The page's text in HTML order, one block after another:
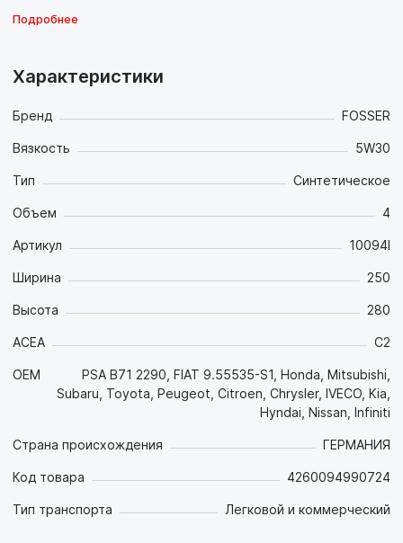
Подробнее
Характеристики
Бренд FOSSER
Вязкость 5W30
Тип Синтетическое
Объем 4
Артикул 10094l
Ширина 250
Высота 280
ACEA C2
OEM
PSA B71 2290, FIAT 9.55535-S1, Honda, Mitsubishi,
Subaru, Toyota, Peugeot, Citroen, Chrysler, IVECO, Kia,
Hyndai, Nissan, Infiniti
Страна происхождения ГЕРМАНИЯ
Код товара 4260094990724
Тип транспорта Легковой и коммерческий